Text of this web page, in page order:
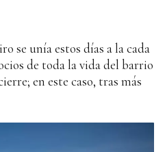
se unía estos días a la cada
de toda la vida del barrio
en este caso, tras más